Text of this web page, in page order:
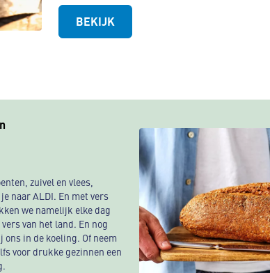
BEKIJK
zuivel en vlees,
naar ALDI. En met vers
we namelijk elke dag
van het land. En nog
in de koeling. Of neem
voor drukke gezinnen een